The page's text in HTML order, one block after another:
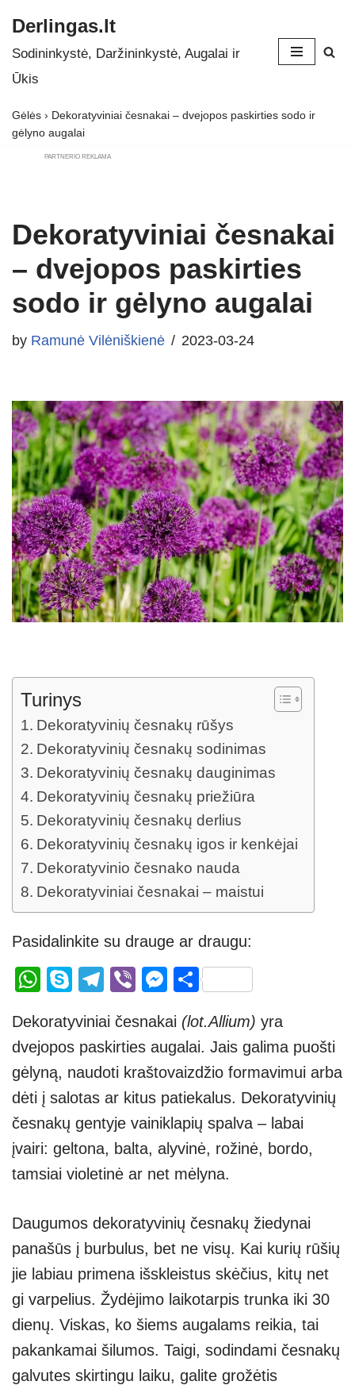
Skip
to
Derlingas.lt
Sodininkystė, Daržininkystė, Augalai ir
Ūkis
Gėlės › Dekoratyviniai česnakai – dvejopos paskirties sodo ir
gėlyno augalai
PARTNERIO REKLAMA
Dekoratyviniai česnakai
– dvejopos paskirties
sodo ir gėlyno augalai
by Ramunė Vilėniškienė 2023-03-24
Turinys
Dekoratyvinių česnakų rūšys
Dekoratyvinių česnakų sodinimas
Dekoratyvinių česnakų dauginimas
Dekoratyvinių česnakų priežiūra
Dekoratyvinių česnakų derlius
Dekoratyvinių česnakų igos ir kenkėjai
Dekoratyvinio česnako nauda
Dekoratyviniai česnakai – maistui
Pasidalinkite su drauge ar draugu:
W
at
s
A
p
p
S
p
e
T
e
gr
a
m
Vi
er
M
ss
e
n
g
er
S
ar
e
Dekoratyviniai česnakai (lot.Allium) yra
dvejopos paskirties augalai. Jais galima puošti
gėlyną, naudoti kraštovaizdžio formavimui arba
dėti į salotas ar kitus patiekalus. Dekoratyvinių
česnakų gentyje vainiklapių spalva – labai
įvairi: geltona, balta, alyvinė, rožinė, bordo,
tamsiai violetinė ar net mėlyna.
Daugumos dekoratyvinių česnakų žiedynai
panašūs į burbulus, bet ne visų. Kai kurių rūšių
jie labiau primena išskleistus skėčius, kitų net
gi varpelius. Žydėjimo laikotarpis trunka iki 30
dienų. Viskas, ko šiems augalams reikia, tai
pakankamai šilumos. Taigi, sodindami česnakų
galvutes skirtingu laiku, galite grožėtis